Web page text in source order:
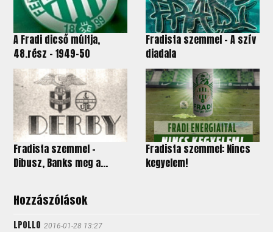
A Fradi dicső múltja,
48.rész - 1949-50
Fradista szemmel - A szív
diadala
Fradista szemmel –
Dibusz, Banks meg a...
Fradista szemmel: Nincs
kegyelem!
Hozzászólások
LPOLLO 2016-01-28 13:27